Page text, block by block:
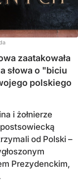
zaatakowała
słowa o "biciu
polskiego
i żołnierze
od Polski –
Prezydenckim,